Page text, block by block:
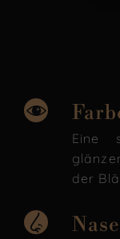
Eine
der
Nase